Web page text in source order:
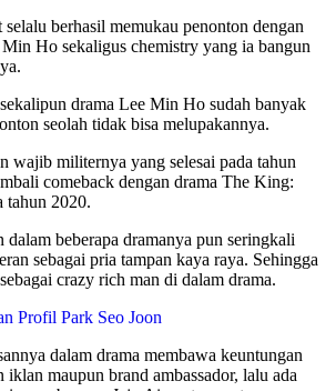
selalu berhasil memukau penonton dengan
Ho sekaligus chemistry yang ia bangun
drama Lee Min Ho sudah banyak
seolah tidak bisa melupakannya.
wajib militernya yang selesai pada tahun
comeback dengan drama The King:
tahun 2020.
dalam beberapa dramanya pun seringkali
sebagai pria tampan kaya raya. Sehingga
crazy rich man di dalam drama.
Profil Park Seo Joon
dalam drama membawa keuntungan
iklan maupun brand ambassador, lalu ada